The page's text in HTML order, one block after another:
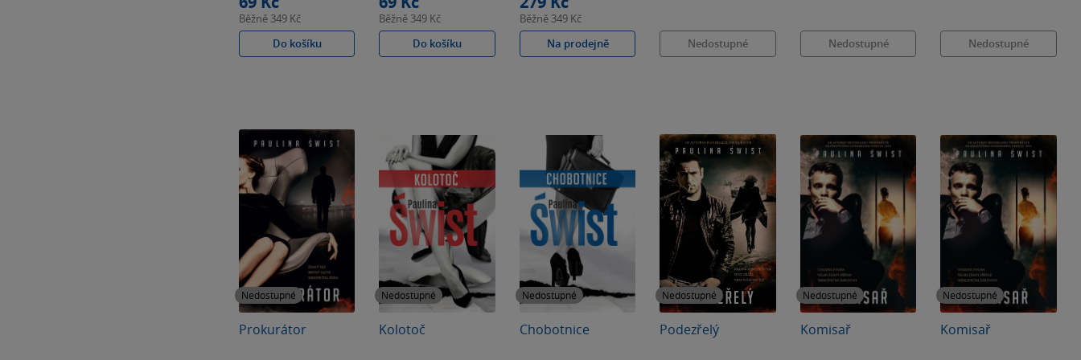
Běžně 349 Kč
Do košíku
Běžně 349 Kč
Do košíku
Běžně 349 Kč
Na prodejně
Nedostupné Nedostupné Nedostupné
Nedostupné
Prokurátor
Nedostupné
Kolotoč
Nedostupné
Chobotnice
Nedostupné
Podezřelý
Nedostupné
Komisař
Nedostupné
Komisař